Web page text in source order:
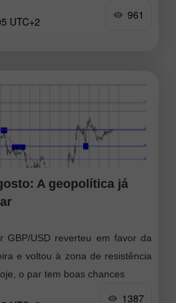
UTC+2
961
A geopolítica já
GBP/USD reverteu em favor da
e voltou à zona de resistência
o par tem boas chances
1387